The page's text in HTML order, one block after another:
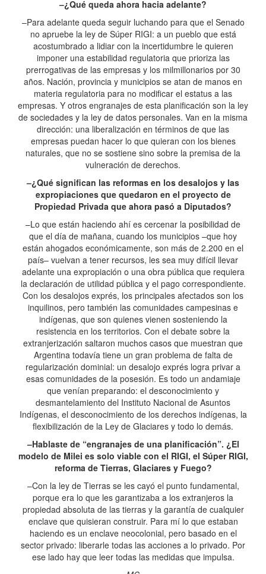
–¿Qué queda ahora hacia adelante?
–Para adelante queda seguir luchando para que el Senado
no apruebe la ley de Súper RIGI: a un pueblo que está
acostumbrado a lidiar con la incertidumbre le quieren
imponer una estabilidad regulatoria que prioriza las
prerrogativas de las empresas y los milmillonarios por 30
años. Nación, provincia y municipios se atan de manos en
materia regulatoria para no modificar el estatus a las
empresas. Y otros engranajes de esta planificación son la ley
de sociedades y la ley de datos personales. Van en la misma
dirección: una liberalización en términos de que las
empresas puedan hacer lo que quieran con los bienes
naturales, que no se sostiene sino sobre la premisa de la
vulneración de derechos.
–¿Qué significan las reformas en los desalojos y las
expropiaciones que quedaron en el proyecto de
Propiedad Privada que ahora pasó a Diputados?
–Lo que están haciendo ahí es cercenar la posibilidad de
que el día de mañana, cuando los municipios –que hoy
están ahogados económicamente, son más de 2.200 en el
país– vuelvan a tener recursos, les sea muy difícil llevar
adelante una expropiación o una obra pública que requiera
la declaración de utilidad pública y el pago correspondiente.
Con los desalojos exprés, los principales afectados son los
inquilinos, pero también las comunidades campesinas e
indígenas, que son quienes vienen sosteniendo la
resistencia en los territorios. Con el debate sobre la
extranjerización saltaron muchos casos que muestran que
Argentina todavía tiene un gran problema de falta de
regularización dominial: un desalojo exprés logra privar a
esas comunidades de la posesión. Es todo un andamiaje
que venían preparando: el desconocimiento y
desmantelamiento del Instituto Nacional de Asuntos
Indígenas, el desconocimiento de los derechos indígenas, la
flexibilización de la Ley de Glaciares y todo lo demás.
–Hablaste de “engranajes de una planificación”. ¿El
modelo de Milei es solo viable con el RIGI, el Súper RIGI,
reforma de Tierras, Glaciares y Fuego?
–Con la ley de Tierras se les cayó el punto fundamental,
porque era lo que les garantizaba a los extranjeros la
propiedad absoluta de las tierras y la garantía de cualquier
enclave que quisieran construir. Para mí lo que estaban
haciendo es un enclave neocolonial, pero basado en el
sector privado: liberarle todas las acciones a lo privado. Por
ese lado hay que leer todas las medidas que impulsa.